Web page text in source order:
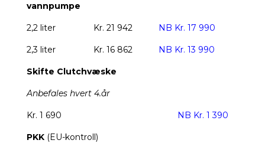
vannpumpe
2,2 liter Kr. 21 942 NB Kr. 17 990
2,3 liter Kr. 16 862 NB Kr. 13 990
Skifte Clutchvæske
Anbefales hvert 4.år
Kr. 1 690 NB Kr. 1 390
PKK(EU-kontroll)